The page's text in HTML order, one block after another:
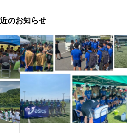
のお知らせ